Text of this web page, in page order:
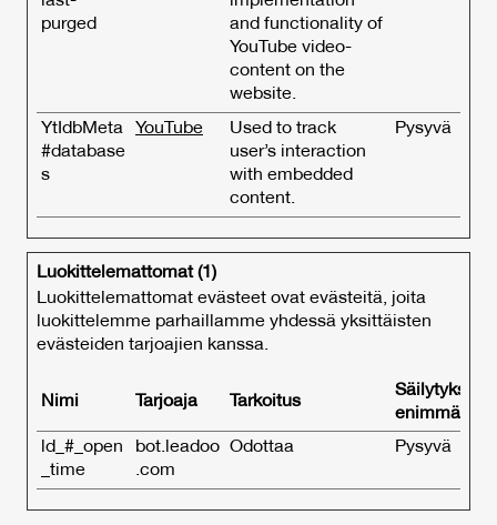
purged
and functionality of
YouTube video-
content on the
website.
YtIdbMeta
#database
s
YouTube
Used to track
user’s interaction
with embedded
content.
Pysyvä
Luokittelemattomat (1)
Luokittelemattomat evästeet ovat evästeitä, joita
luokittelemme parhaillamme yhdessä yksittäisten
evästeiden tarjoajien kanssa.
Nimi Tarjoaja Tarkoitus
Säilytyksen
ld_#_open
_time
bot.leadoo
.com
Odottaa Pysyvä